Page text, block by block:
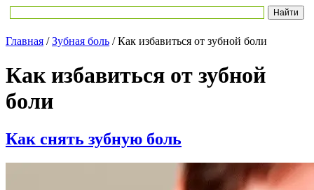
Главная /Зубная боль /Как избавиться от зубной боли
Как избавиться от зубной
боли
Как снять зубную боль